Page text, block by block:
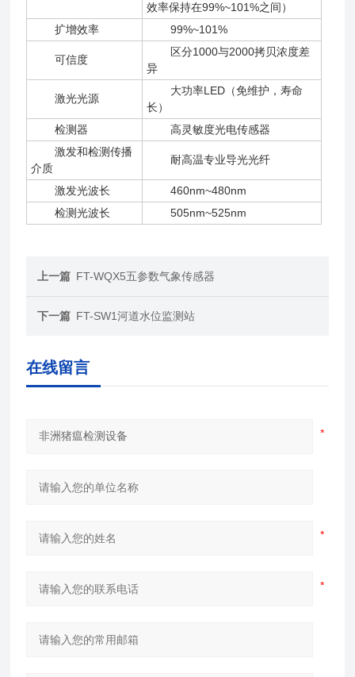
效率保持在99%~101%之间）
扩增效率
99%~101%
可信度
区分1000与2000拷贝浓度差
异
激光光源
大功率LED（免维护，寿命
长）
检测器
高灵敏度光电传感器
激发和检测传播
介质
耐高温专业导光光纤
激发光波长
460nm~480nm
检测光波长
505nm~525nm
上一篇 FT-WQX5五参数气象传感器
下一篇 FT-SW1河道水位监测站
在线留言